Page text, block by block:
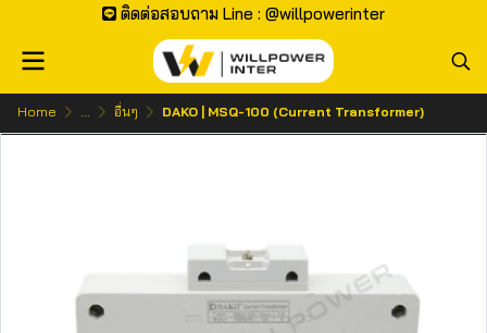
ติดต่อสอบถาม Line : @willpowerinter
Home ... อื่นๆ DAKO | MSQ-100 (Current Transformer)